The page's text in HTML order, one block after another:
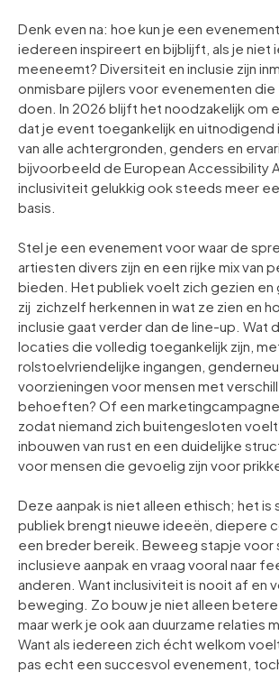
Denk even na: hoe kun je een
iedereen inspireert en bijblijft, als je niet
meeneemt? Diversiteit en inclusie zijn
onmisbare pijlers voor evenementen
doen. In 2026 blijft het noodzakelijk om
dat je event toegankelijk en uitnodigend
van alle achtergronden, genders en
bijvoorbeeld de European Accessibility
inclusiviteit gelukkig ook steeds meer
basis.
Stel je een evenement voor waar de
artiesten divers zijn en een rijke mix van
bieden. Het publiek voelt zich gezien
zij zichzelf herkennen in wat ze zien en
inclusie gaat verder dan de line-up. Wat
locaties die volledig toegankelijk zijn,
rolstoelvriendelijke ingangen,
voorzieningen voor mensen met
behoeften? Of een marketingcampagne
zodat niemand zich buitengesloten
inbouwen van rust en een duidelijke
voor mensen die gevoelig zijn voor
Deze aanpak is niet alleen ethisch; het is
publiek brengt nieuwe ideeën, diepere
een breder bereik. Beweeg stapje voor
inclusieve aanpak en vraag vooral naar
anderen. Want inclusiviteit is nooit af en
beweging. Zo bouw je niet alleen
maar werk je ook aan duurzame relaties
Want als iedereen zich écht welkom
pas echt een succesvol evenement,